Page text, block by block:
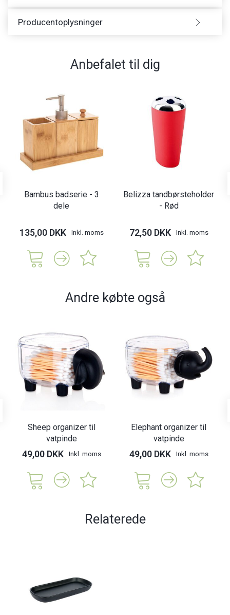
Producentoplysninger
Anbefalet til dig
Bambus badserie - 3
dele
135,00 DKK Inkl. moms
Belizza tandbørsteholder
- Rød
72,50 DKK Inkl. moms
Andre købte også
Sheep organizer til
vatpinde
49,00 DKK Inkl. moms
Elephant organizer til
vatpinde
49,00 DKK Inkl. moms
Relaterede